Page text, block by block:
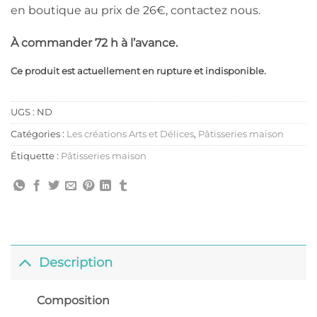
en boutique au prix de 26€, contactez nous.
À commander 72 h à l’avance.
Ce produit est actuellement en rupture et indisponible.
UGS : ND
Catégories : Les créations Arts et Délices, Pâtisseries maison
Étiquette : Pâtisseries maison
Description
Composition